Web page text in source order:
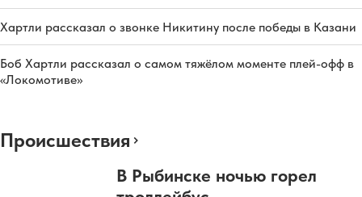
Хартли рассказал о звонке Никитину после победы в Казани
Боб Хартли рассказал о самом тяжёлом моменте плей-офф в
«Локомотиве»
Происшествия
В Рыбинске ночью горел